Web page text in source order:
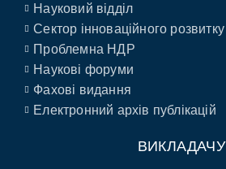
Науковий відділ
Сектор інноваційного розвитку
Проблемна НДР
Наукові форуми
Фахові видання
Електронний архів публікацій
ВИКЛАДАЧУ